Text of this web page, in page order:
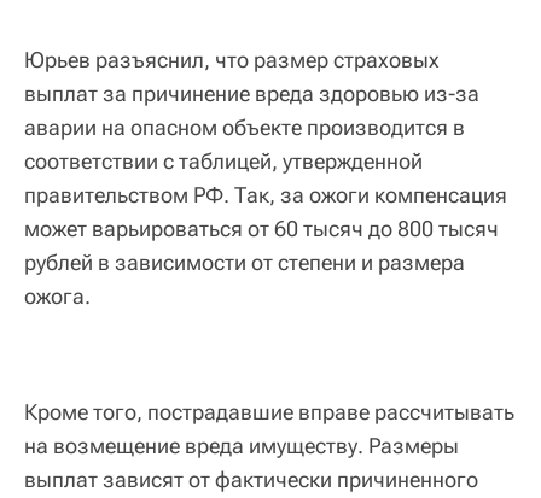
Юрьев разъяснил, что размер страховых
выплат за причинение вреда здоровью из-за
аварии на опасном объекте производится в
соответствии с таблицей, утвержденной
правительством РФ. Так, за ожоги компенсация
может варьироваться от 60 тысяч до 800 тысяч
рублей в зависимости от степени и размера
ожога.
Кроме того, пострадавшие вправе рассчитывать
на возмещение вреда имуществу. Размеры
выплат зависят от фактически причиненного